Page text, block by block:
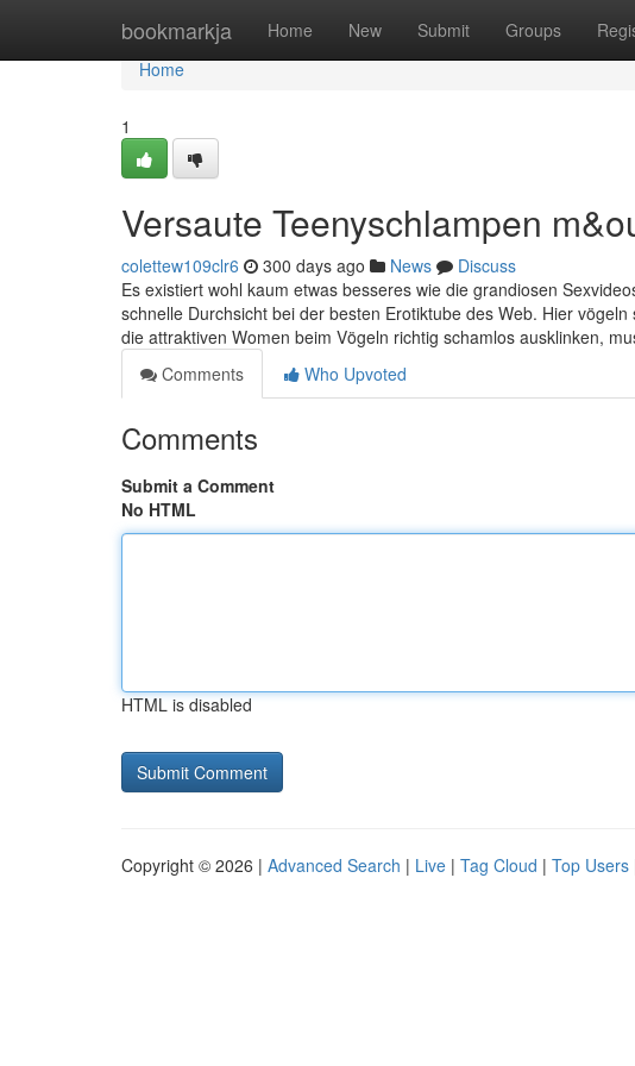
bookmarkja Home New Submit Groups
Home
Home
1
Versaute Teenyschlampen
colettew109clr6 300 days ago News
Discuss
Es existiert wohl kaum etwas besseres wie die grandiosen
schnelle Durchsicht bei der besten Erotiktube des Web. Hier
die attraktiven Women beim Vögeln richtig schamlos ausklinken,
Comments
Who Upvoted
Comments
Submit a Comment
No HTML
HTML is disabled
Copyright © 2026 | Advanced Search | Live | Tag Cloud | Top Users